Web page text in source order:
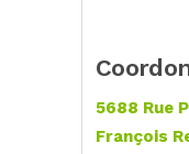
5688 Rue
François